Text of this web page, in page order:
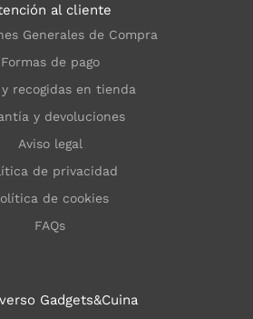
al cliente
Generales de Compra
Formas de pago
y recogidas en tienda
y devoluciones
Aviso legal
de privacidad
de cookies
FAQs
Gadgets&Cuina